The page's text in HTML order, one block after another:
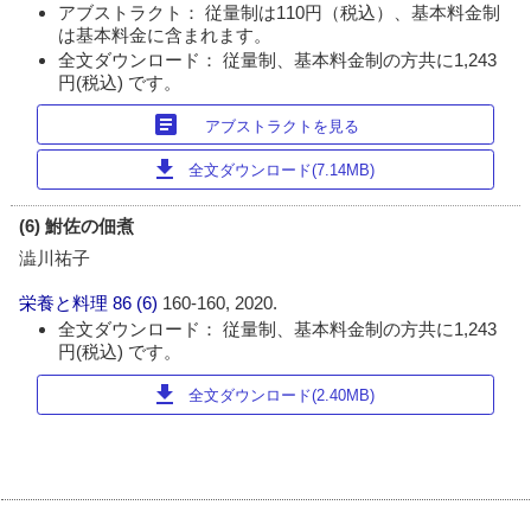
アブストラクト： 従量制は110円（税込）、基本料金制
は基本料金に含まれます。
全文ダウンロード： 従量制、基本料金制の方共に1,243
円(税込) です。
article アブストラクトを見る
download 全文ダウンロード(7.14MB)
(6) 鮒佐の佃煮
澁川祐子
栄養と料理 86 (6) 160-160, 2020.
全文ダウンロード： 従量制、基本料金制の方共に1,243
円(税込) です。
download 全文ダウンロード(2.40MB)